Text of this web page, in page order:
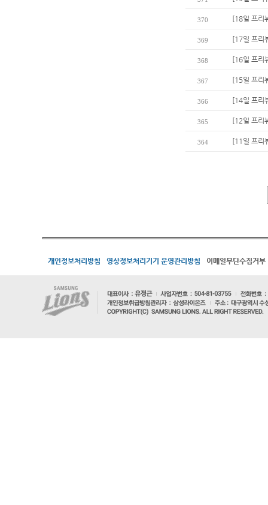
370 [18일 프리
369 [17일 프리
368 [16일 프리
367 [15일 프리
366 [14일 프리
365 [12일 프리
364 [11일 프리
개인정보처리방침 영상정보처리기기 운영관리방침 이메일무단수집거부